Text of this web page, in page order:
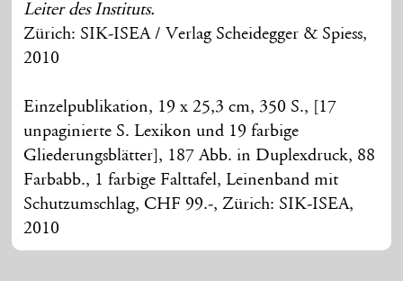
Leiter des Instituts.
Zürich: SIK-ISEA / Verlag Scheidegger & Spiess,
2010
Einzelpublikation, 19 x 25,3 cm, 350 S., [17
unpaginierte S. Lexikon und 19 farbige
Gliederungsblätter], 187 Abb. in Duplexdruck, 88
Farbabb., 1 farbige Falttafel, Leinenband mit
Schutzumschlag, CHF 99.-, Zürich: SIK-ISEA,
2010